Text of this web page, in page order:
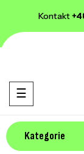
Kontakt
Kategorie
Toggle navigation
☰